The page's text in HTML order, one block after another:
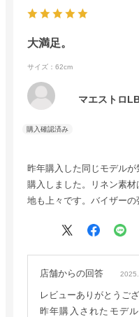
大満足。
サイズ：62cm
マエストロ
昨年購入した同じモデル
購入しました。リネン素
地も上々です。バイザーの
店舗からの回答
レビューありがとうござ
昨年購入されたモデ